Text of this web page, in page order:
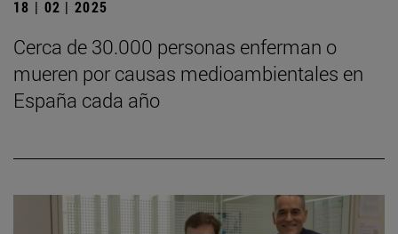
18 | 02 | 2025
Cerca de 30.000 personas enferman o
mueren por causas medioambientales en
España cada año